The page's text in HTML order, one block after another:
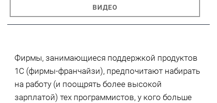
ВИДЕО
Фирмы, занимающиеся поддержкой продуктов
1С (фирмы-франчайзи), предпочитают набирать
на работу (и поощрять более высокой
зарплатой) тех программистов, у кого больше